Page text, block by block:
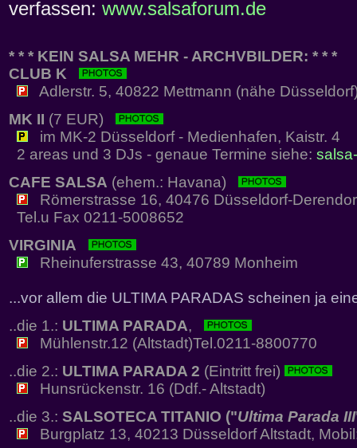
verfassen: www.salsaforum.de
* * * KEIN SALSA MEHR - ARCHVBILDER: * * *
CLUB K
Adlerstr. 5, 40822 Mettmann (nähe
MK II (7 EUR)
im MK-2 Düsseldorf - Medienhafen, Kaistr. 4
2 areas und 3 DJs - genaue Termine siehe:
CAFE SALSA (ehem.: Havana)
Römerstrasse 16, 40476 Düsseldorf-
Tel.u Fax 0211-5008652
VIRGINIA
Rheinuferstrasse 43, 40789 Monheim
...vor allem die ULTIMA PARADAS scheinen ja
..die 1.: ULTIMA PARADA,
Mühlenstr.12 (Altstadt)Tel.0211-8800770
..die 2.: ULTIMA PARADA 2 (Eintritt frei)
Hunsrückenstr. 16 (Ddf.- Altstadt)
..die 3.: SALSOTECA TITANIO ("Ultima Parada III
Burgplatz 13, 40213 Düsseldorf Altstadt,